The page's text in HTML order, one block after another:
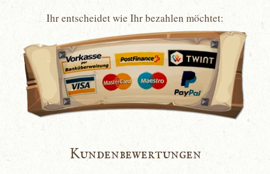
Ihr entscheidet wie Ihr bezahlen möchtet:
Kundenbewertungen